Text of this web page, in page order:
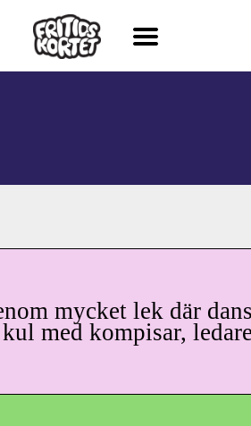
mycket lek där
med kompisar,